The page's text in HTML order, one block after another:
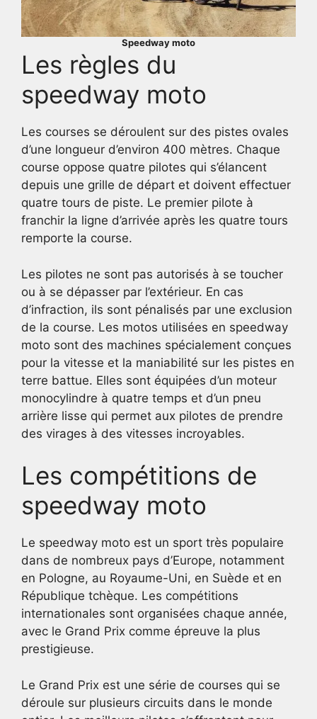
Speedway moto
Les règles du
speedway moto
Les courses se déroulent sur des pistes ovales
d’une longueur d’environ 400 mètres. Chaque
course oppose quatre pilotes qui s’élancent
depuis une grille de départ et doivent effectuer
quatre tours de piste. Le premier pilote à
franchir la ligne d’arrivée après les quatre tours
remporte la course.
Les pilotes ne sont pas autorisés à se toucher
ou à se dépasser par l’extérieur. En cas
d’infraction, ils sont pénalisés par une exclusion
de la course. Les motos utilisées en speedway
moto sont des machines spécialement conçues
pour la vitesse et la maniabilité sur les pistes en
terre battue. Elles sont équipées d’un moteur
monocylindre à quatre temps et d’un pneu
arrière lisse qui permet aux pilotes de prendre
des virages à des vitesses incroyables.
Les compétitions de
speedway moto
Le speedway moto est un sport très populaire
dans de nombreux pays d’Europe, notamment
en Pologne, au Royaume-Uni, en Suède et en
République tchèque. Les compétitions
internationales sont organisées chaque année,
avec le Grand Prix comme épreuve la plus
prestigieuse.
Le Grand Prix est une série de courses qui se
déroule sur plusieurs circuits dans le monde